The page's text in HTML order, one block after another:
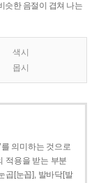
슷한 음절이 겹쳐 나는
색시
몹시
를 의미하는 것으로
적용을 받는 부분
곱[눈꼽], 발바닥[발